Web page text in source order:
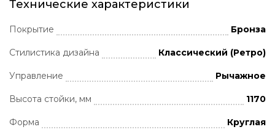
Технические характеристики
Покрытие Бронза
Стилистика дизайна Классический (Ретро)
Управление Рычажное
Высота стойки, мм 1170
Форма Круглая